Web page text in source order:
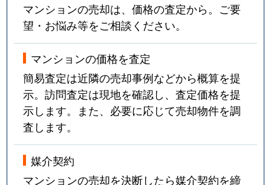
マンションの売却は、価格の査定から。ご要
望・お悩み等をご相談ください。
マンションの価格を査定
簡易査定は近隣の売却事例などから概算を提
示。訪問査定は現地を確認し、査定価格を提
示します。また、必要に応じて売却物件を調
査します。
媒介契約
マンションの売却を決断したら媒介契約を締